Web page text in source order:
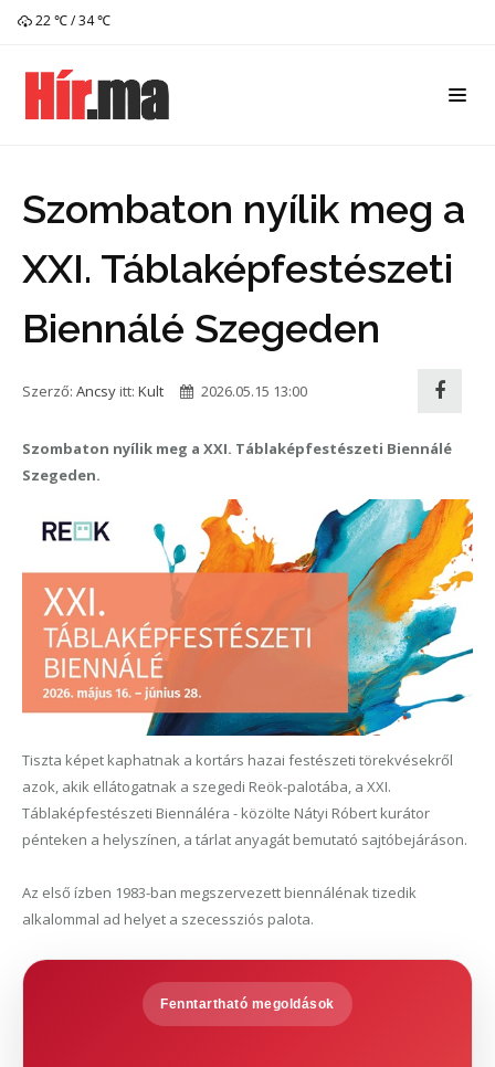
22 ℃ / 34 ℃
Szombaton nyílik meg a
XXI. Táblaképfestészeti
Biennálé Szegeden
Szerző: Ancsy itt: Kult 2026.05.15 13:00
Szombaton nyílik meg a XXI. Táblaképfestészeti Biennálé
Szegeden.
Tiszta képet kaphatnak a kortárs hazai festészeti törekvésekről
azok, akik ellátogatnak a szegedi Reök-palotába, a XXI.
Táblaképfestészeti Biennáléra - közölte Nátyi Róbert kurátor
pénteken a helyszínen, a tárlat anyagát bemutató sajtóbejáráson.
Az első ízben 1983-ban megszervezett biennálénak tizedik
alkalommal ad helyet a szecessziós palota.
Fenntartható megoldások